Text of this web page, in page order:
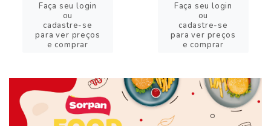
Faça seu login
ou
cadastre-se
para ver preços
e comprar
Faça seu login
ou
cadastre-se
para ver preços
e comprar